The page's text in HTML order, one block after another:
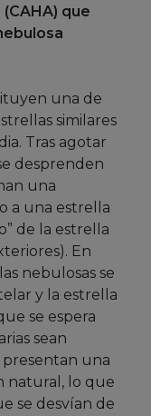
que
una de
similares
Tras agotar
desprenden
una
a una estrella
de la estrella
En
nebulosas se
y la estrella
se espera
sean
presentan una
natural, lo que
se desvían de